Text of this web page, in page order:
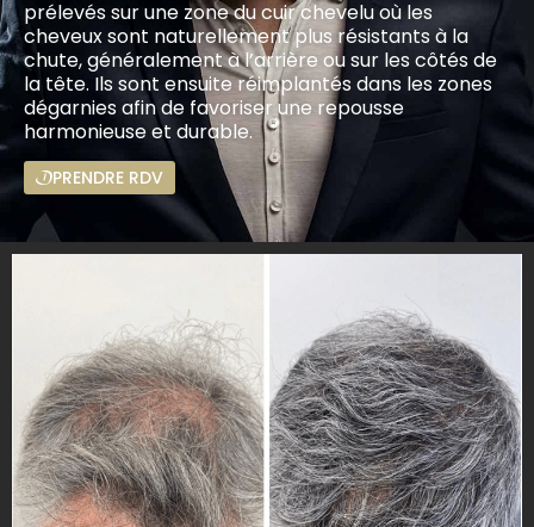
prélevés sur une zone du cuir chevelu où les
cheveux sont naturellement plus résistants à la
chute, généralement à l’arrière ou sur les côtés de
la tête. Ils sont ensuite réimplantés dans les zones
dégarnies afin de favoriser une repousse
harmonieuse et durable.
PRENDRE RDV